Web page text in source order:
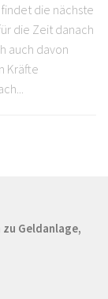
die nächste
die Zeit danach
auch davon
Kräfte
Geldanlage,